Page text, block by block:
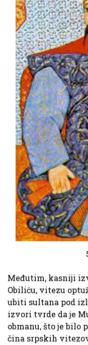
Međutim, kasniji
Obiliću, vitezu
ubiti sultana pod
izvori tvrde da je
obmanu, što je bilo
čina srpskih